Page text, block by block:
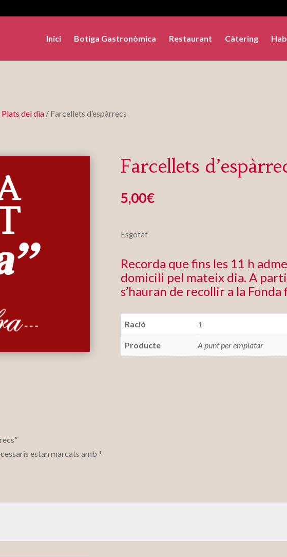
Inici Botiga Gastronòmica Restaurant Càtering
Plats del dia / Farcellets d’espàrrecs
Farcellets
5,00€
Esgotat
Recorda que fins les 11 h
domicili pel mateix dia. A
s’hauran de recollir a la Fonda
Ració 1
Producte A punt per emplatar
estan marcats amb *